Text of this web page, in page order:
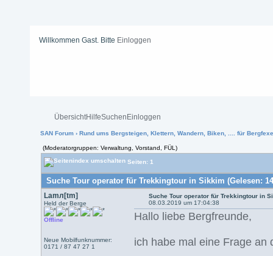
Willkommen Gast. Bitte Einloggen
ÜbersichtHilfeSuchen Einloggen
SAN Forum › Rund ums Bergsteigen, Klettern, Wandern, Biken, .... für
(Moderatorgruppen: Verwaltung, Vorstand, FÜL)
Seiten: 1
Suche Tour operator für Trekkingtour in Sikkim (Gelesen:
Lamл[tm]
Held der Berge
Offline
Neue Mobilfunknummer:
0171 / 87 47 27 1
Suche Tour operator für Trekkingtour in
08.03.2019 um 17:04:38
Hallo liebe Bergfreunde,
ich habe mal eine Frage an